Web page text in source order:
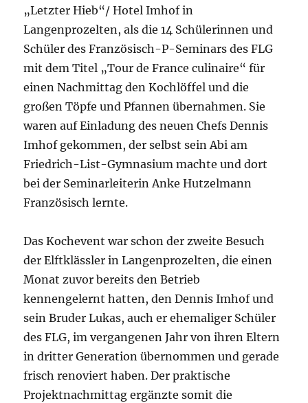
„Letzter Hieb“/ Hotel Imhof in
Langenprozelten, als die 14 Schülerinnen und
Schüler des Französisch-P-Seminars des FLG
mit dem Titel „Tour de France culinaire“ für
einen Nachmittag den Kochlöffel und die
großen Töpfe und Pfannen übernahmen. Sie
waren auf Einladung des neuen Chefs Dennis
Imhof gekommen, der selbst sein Abi am
Friedrich-List-Gymnasium machte und dort
bei der Seminarleiterin Anke Hutzelmann
Französisch lernte.
Das Kochevent war schon der zweite Besuch
der Elftklässler in Langenprozelten, die einen
Monat zuvor bereits den Betrieb
kennengelernt hatten, den Dennis Imhof und
sein Bruder Lukas, auch er ehemaliger Schüler
des FLG, im vergangenen Jahr von ihren Eltern
in dritter Generation übernommen und gerade
frisch renoviert haben. Der praktische
Projektnachmittag ergänzte somit die